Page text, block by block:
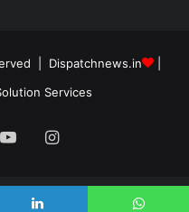
| Dispatchnews.in
Services
YouTubeInstagram